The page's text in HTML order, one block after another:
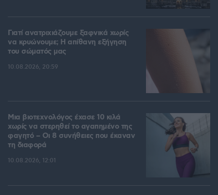
Γιατί ανατριχιάζουμε ξαφνικά χωρίς
να κρυώνουμε; Η απίθανη εξήγηση
του σώματός μας
10.08.2026, 20:59
Μια βιοτεχνολόγος έχασε 10 κιλά
χωρίς να στερηθεί το αγαπημένο της
φαγητό – Οι 8 συνήθειες που έκαναν
τη διαφορά
10.08.2026, 12:01